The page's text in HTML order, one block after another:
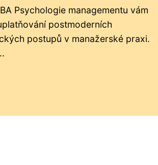
Psychologie managementu vám
postmoderních
postupů v manažerské praxi.